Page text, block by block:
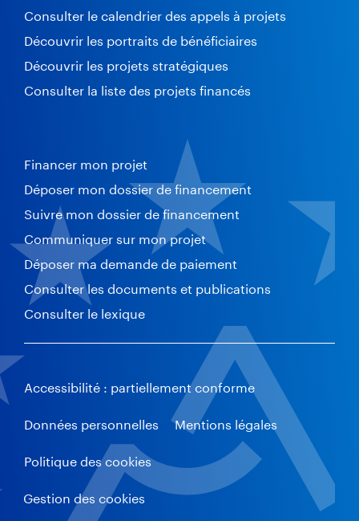
Consulter le calendrier des appels à projets
Découvrir les portraits de bénéficiaires
Découvrir les projets stratégiques
Consulter la liste des projets financés
Financer mon projet
Déposer mon dossier de financement
Suivre mon dossier de financement
Communiquer sur mon projet
Déposer ma demande de paiement
Consulter les documents et publications
Consulter le lexique
Accessibilité : partiellement conforme
Données personnelles
Mentions légales
Politique des cookies
Gestion des cookies